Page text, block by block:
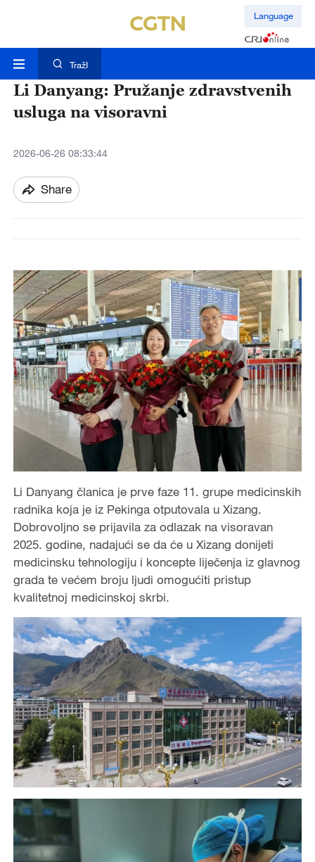
Language
TražI
Li Danyang: Pružanje zdravstvenih
usluga na visoravni
2026-06-26 08:33:44
Share
Li Danyang članica je prve faze 11. grupe medicinskih
radnika koja je iz Pekinga otputovala u Xizang.
Dobrovoljno se prijavila za odlazak na visoravan
2025. godine, nadajući se da će u Xizang donijeti
medicinsku tehnologiju i koncepte liječenja iz glavnog
grada te većem broju ljudi omogućiti pristup
kvalitetnoj medicinskoj skrbi.